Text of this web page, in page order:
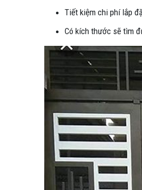
Tiết kiệm chi phí lắp
Có kích thước sẽ tìm